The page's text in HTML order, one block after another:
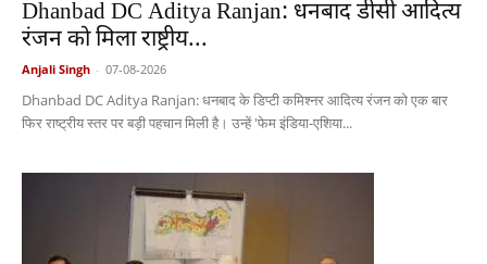
Dhanbad DC Aditya Ranjan: धनबाद डीसी आदित्य
रंजन को मिला राष्ट्रीय...
Anjali Singh - 07-08-2026
Dhanbad DC Aditya Ranjan: धनबाद के डिप्टी कमिश्नर आदित्य रंजन को एक बार
फिर राष्ट्रीय स्तर पर बड़ी पहचान मिली है। उन्हें 'फेम इंडिया-एशिया...